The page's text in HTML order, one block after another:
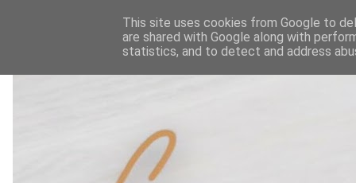
This site uses cookies from Google to
are shared with Google along with
statistics, and to detect and address